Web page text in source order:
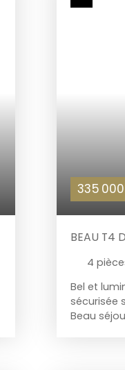
sont à
335 000
BEAU T4
4
Bel et
sécurisée
Beau